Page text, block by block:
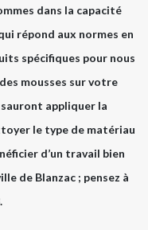
dans la capacité
répond aux normes en
spécifiques pour nous
mousses sur votre
appliquer la
le type de matériau
d’un travail bien
de Blanzac ; pensez à